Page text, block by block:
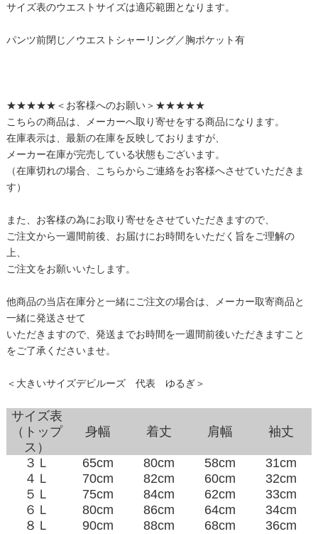
サイズ表のウエストサイズは適応範囲となります。
パンツ前閉じ／ウエストシャーリング／胸ポケット有
★★★★★＜お客様へのお願い＞★★★★★
こちらの商品は、メーカーへ取り寄せをする商品になります。
在庫表示は、最新の在庫を反映しておりますが、
メーカー在庫が完売している状態もございます。
（在庫切れの場合、こちらからご連絡をお客様へさせていただきま
す）
また、お客様の為にお取り寄せをさせていただきますので、
ご注文から一週間前後、お届けにお時間をいただく旨をご理解の
上、
ご注文をお願いいたします。
他商品の当店在庫分と一緒にご注文の場合は、メーカー取寄商品と
一緒に発送させて
いただきますので、発送までお時間を一週間前後いただきますこと
をご了承くださいませ。
＜大きいサイズデビルーズ 代表 ゆるぎ＞
サイズ表
（トップ
ス）
身幅 着丈 肩幅 袖丈
３Ｌ 65cm 80cm 58cm
31cm
４Ｌ
70cm 82cm 60cm
32cm
５Ｌ
75cm 84cm 62cm
33cm
６Ｌ
80cm 86cm 64cm
34cm
８Ｌ
90cm 88cm 68cm 36cm